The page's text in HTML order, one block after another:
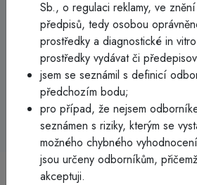
Má ergonomickou opěrku pro
drážky pro jistější manipulaci.
Sb., o regulaci reklamy, ve
předpisů, tedy osobou
prostředky a diagnostické in
prostředky vydávat či
jsem se seznámil s definicí
předchozím bodu;
pro případ, že nejsem
seznámen s riziky, kterým se
možného chybného
jsou určeny odborníkům,
akceptuji.